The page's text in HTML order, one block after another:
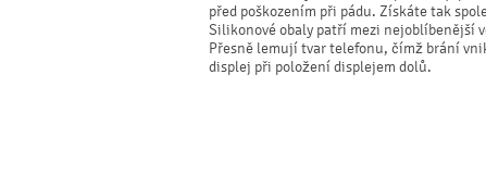
před poškozením při pádu. Získáte tak
Silikonové obaly patří mezi nejoblíbenější
Přesně lemují tvar telefonu, čímž brání
displej při položení displejem dolů.